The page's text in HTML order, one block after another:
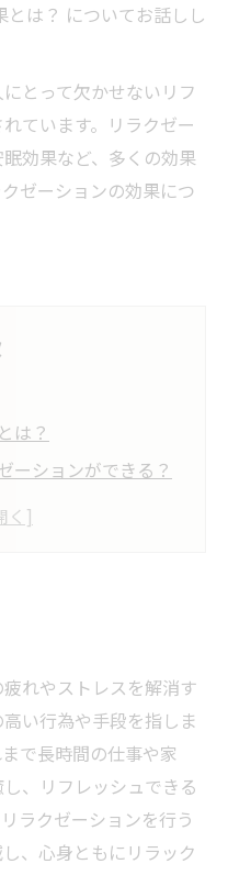
は？ についてお話しし
とって欠かせないリフ
ています。リラクゼー
効果など、多くの効果
ゼーションの効果につ
は？
ーションができる？
改善される症状と
れやストレスを解消す
い行為や手段を指しま
で長時間の仕事や家
、リフレッシュできる
ラクゼーションを行う
、心身ともにリラック